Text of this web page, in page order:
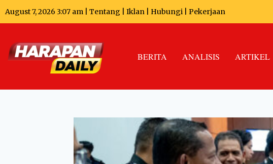
August 7, 2026 3:07 am | Tentang Iklan Hubungi Pekerjaan
BERITA ANALISIS ARTIKEL